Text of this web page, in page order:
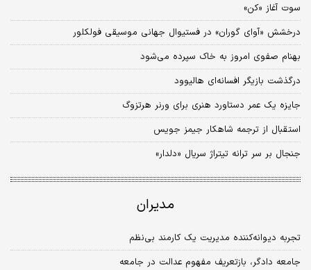
سوت آغاز «کن»
درخشش «آوای گوران» در فستیوال جهانی موسیقی فولکلور
بهنام صفوی امروز به خاک سپرده می‌شود
درگذشت بازیگر افسانه‌ای هالیوود
جایزه یک عمر دستاورد هنری برای ورنر هرتزوگ
استقبال از ترجمه شاهکار جیمز جویس
جنجال بر سر ترانه تیتراژ سریال «دلدار»
مدیران
تجربه دیوانه‌کننده مدیریت یک کارمند بی‌نظم
جامعه دادگر، بازتعریف مفهوم عدالت در جامعه